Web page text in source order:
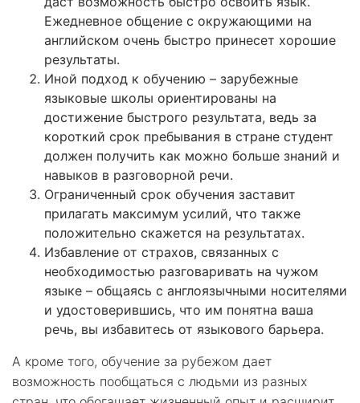
Ежедневное общение с окружающими на
английском очень быстро принесет хорошие
результаты.
Иной подход к обучению – зарубежные
языковые школы ориентированы на
достижение быстрого результата, ведь за
короткий срок пребывания в стране студент
должен получить как можно больше знаний и
навыков в разговорной речи.
Ограниченный срок обучения заставит
прилагать максимум усилий, что также
положительно скажется на результатах.
Избавление от страхов, связанных с
необходимостью разговаривать на чужом
языке – общаясь с англоязычными носителями
и удостоверившись, что им понятна ваша
речь, вы избавитесь от языкового барьера.
А кроме того, обучение за рубежом дает
возможность пообщаться с людьми из разных